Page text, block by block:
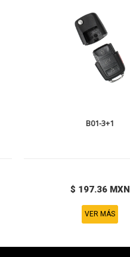
B01-3+1
$ 197.36 MXN
VER MÁS